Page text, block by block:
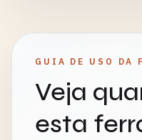
GUIA DE USO DA
Veja
esta